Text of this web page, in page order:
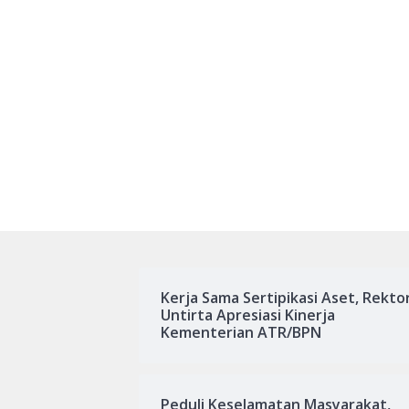
Kerja Sama Sertipikasi Aset,
Untirta Apresiasi Kinerja
Kementerian ATR/BPN
Peduli Keselamatan Masyarakat,